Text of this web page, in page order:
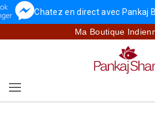
Chatez en direct avec Pankaj
Ma Boutique